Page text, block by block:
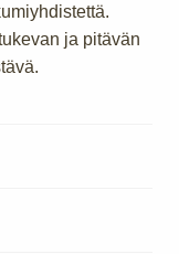
ja pitävän